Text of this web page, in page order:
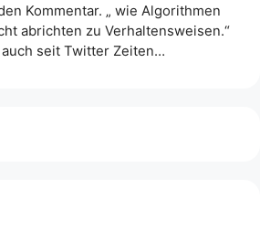
Kommentar. „ wie Algorithmen
abrichten zu Verhaltensweisen.“
seit Twitter Zeiten…